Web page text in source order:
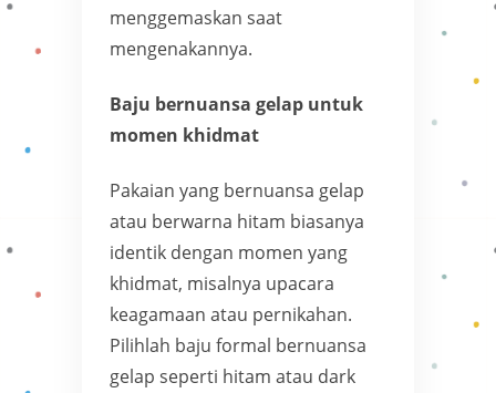
menggemaskan saat
mengenakannya.
Baju bernuansa gelap untuk
momen khidmat
Pakaian yang bernuansa gelap
atau berwarna hitam biasanya
identik dengan momen yang
khidmat, misalnya upacara
keagamaan atau pernikahan.
Pilihlah baju formal bernuansa
gelap seperti hitam atau dark